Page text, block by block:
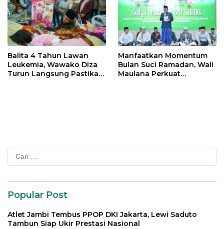
Balita 4 Tahun Lawan
Leukemia, Wawako Diza
Turun Langsung Pastikan
Manfaatkan Momentum
Bulan Suci Ramadan, Wali
Maulana Perkuat
Cari
untuk:
Popular Post
Atlet Jambi Tembus PPOP DKI Jakarta, Lewi Saduto
Tambun Siap Ukir Prestasi Nasional